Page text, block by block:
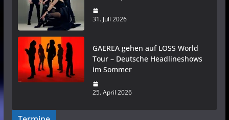
31. Juli 2026
GAEREA gehen auf LOSS World
Tour – Deutsche Headlineshows
im Sommer
25. April 2026